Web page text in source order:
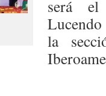
será el
la